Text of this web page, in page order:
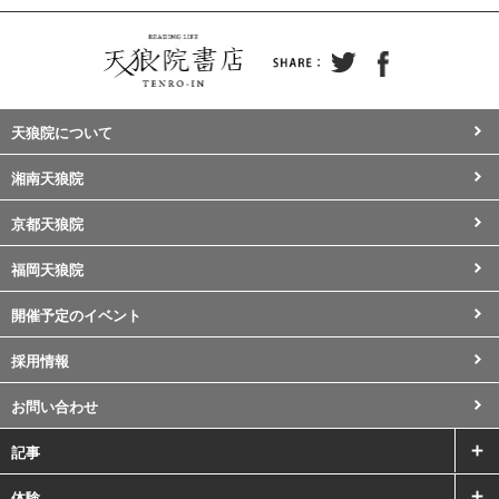
天狼院について
湘南天狼院
京都天狼院
福岡天狼院
開催予定のイベント
採用情報
お問い合わせ
記事